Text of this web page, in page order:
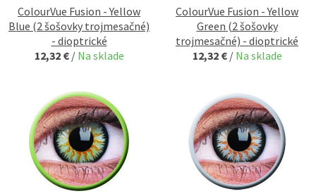
ColourVue Fusion - Yellow
Blue (2 šošovky trojmesačné)
- dioptrické
12,32 € / Na sklade
ColourVue Fusion - Yellow
Green (2 šošovky
trojmesačné) - dioptrické
12,32 € / Na sklade